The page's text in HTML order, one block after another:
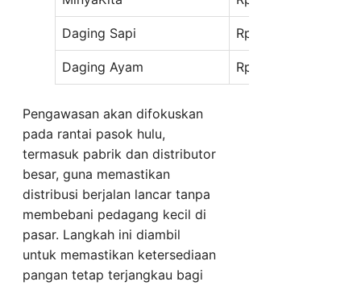
Daging Sapi Rp140.000/kg
Daging Ayam Rp40.000/kg
Pengawasan akan difokuskan
pada rantai pasok hulu,
termasuk pabrik dan distributor
besar, guna memastikan
distribusi berjalan lancar tanpa
membebani pedagang kecil di
pasar. Langkah ini diambil
untuk memastikan ketersediaan
pangan tetap terjangkau bagi